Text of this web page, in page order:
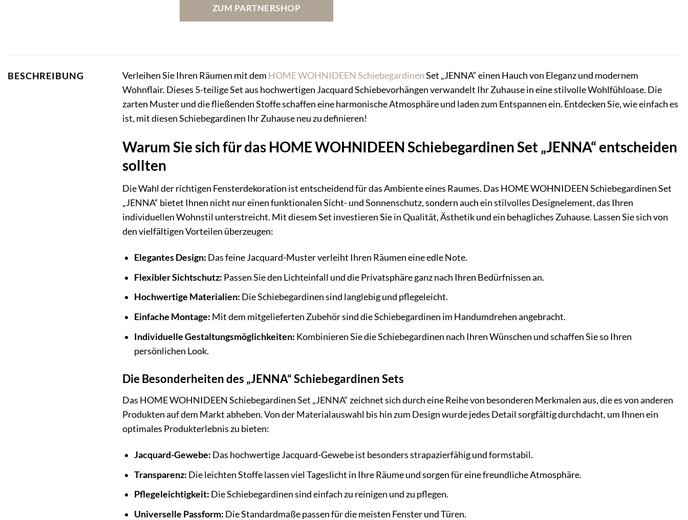
ZUM PARTNERSHOP
BESCHREIBUNG Verleihen Sie Ihren Räumen mit dem HOME WOHNIDEEN SchiebegardinenSet „JENNA“ einen Hauch von Eleganz und modernem
Wohnflair. Dieses 5-teilige Set aus hochwertigen Jacquard Schiebevorhängen verwandelt Ihr Zuhause in eine stilvolle Wohlfühloase. Die
zarten Muster und die fließenden Stoffe schaffen eine harmonische Atmosphäre und laden zum Entspannen ein. Entdecken Sie, wie einfach es
ist, mit diesen Schiebegardinen Ihr Zuhause neu zu definieren!
Warum Sie sich für das HOME WOHNIDEEN Schiebegardinen Set „JENNA“ entscheiden
sollten
Die Wahl der richtigen Fensterdekoration ist entscheidend für das Ambiente eines Raumes. Das HOME WOHNIDEEN Schiebegardinen Set
„JENNA“ bietet Ihnen nicht nur einen funktionalen Sicht- und Sonnenschutz, sondern auch ein stilvolles Designelement, das Ihren
individuellen Wohnstil unterstreicht. Mit diesem Set investieren Sie in Qualität, Ästhetik und ein behagliches Zuhause. Lassen Sie sich von
den vielfältigen Vorteilen überzeugen:
Elegantes Design: Das feine Jacquard-Muster verleiht Ihren Räumen eine edle Note.
Flexibler Sichtschutz: Passen Sie den Lichteinfall und die Privatsphäre ganz nach Ihren Bedürfnissen an.
Hochwertige Materialien: Die Schiebegardinen sind langlebig und pflegeleicht.
Einfache Montage: Mit dem mitgelieferten Zubehör sind die Schiebegardinen im Handumdrehen angebracht.
Individuelle Gestaltungsmöglichkeiten: Kombinieren Sie die Schiebegardinen nach Ihren Wünschen und schaffen Sie so Ihren
persönlichen Look.
Die Besonderheiten des „JENNA“ Schiebegardinen Sets
Das HOME WOHNIDEEN Schiebegardinen Set „JENNA“ zeichnet sich durch eine Reihe von besonderen Merkmalen aus, die es von anderen
Produkten auf dem Markt abheben. Von der Materialauswahl bis hin zum Design wurde jedes Detail sorgfältig durchdacht, um Ihnen ein
optimales Produkterlebnis zu bieten:
Jacquard-Gewebe: Das hochwertige Jacquard-Gewebe ist besonders strapazierfähig und formstabil.
Transparenz: Die leichten Stoffe lassen viel Tageslicht in Ihre Räume und sorgen für eine freundliche Atmosphäre.
Pflegeleichtigkeit: Die Schiebegardinen sind einfach zu reinigen und zu pflegen.
Universelle Passform: Die Standardmaße passen für die meisten Fenster und Türen.